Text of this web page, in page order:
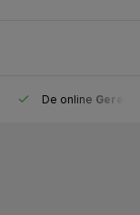
De online